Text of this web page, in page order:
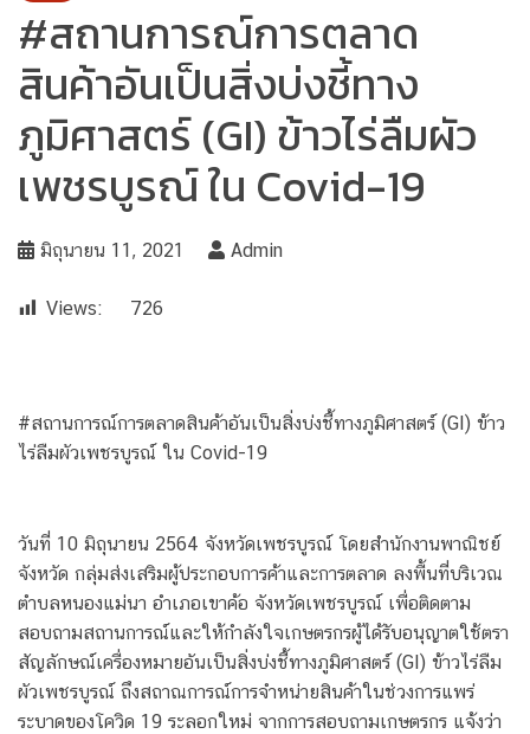
#สถานการณ์การตลาด
สินค้าอันเป็นสิ่งบ่งชี้ทาง
ภูมิศาสตร์ (GI) ข้าวไร่ลืมผัว
เพชรบูรณ์ ใน Covid-19
มิถุนายน 11, 2021 Admin
Views: 726
#สถานการณ์การตลาดสินค้าอันเป็นสิ่งบ่งชี้ทางภูมิศาสตร์ (GI) ข้าว
ไร่ลืมผัวเพชรบูรณ์ ใน Covid-19
วันที่ 10 มิถุนายน 2564 จังหวัดเพชรบูรณ์ โดยสำนักงานพาณิชย์
จังหวัด กลุ่มส่งเสริมผู้ประกอบการค้าและการตลาด ลงพื้นที่บริเวณ
ตำบลหนองแม่นา อำเภอเขาค้อ จังหวัดเพชรบูรณ์ เพื่อติดตาม
สอบถามสถานการณ์และให้กำลังใจเกษตรกรผู้ได้รับอนุญาตใช้ตรา
สัญลักษณ์เครื่องหมายอันเป็นสิ่งบ่งชี้ทางภูมิศาสตร์ (GI) ข้าวไร่ลืม
ผัวเพชรบูรณ์ ถึงสถาณการณ์การจำหน่ายสินค้าในช่วงการแพร่
ระบาดของโควิด 19 ระลอกใหม่ จากการสอบถามเกษตรกร แจ้งว่า